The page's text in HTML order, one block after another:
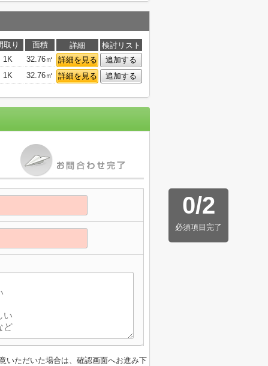
取り 面積 詳細
検討リスト
1K 32.76㎡ 詳細を見る
追加する
1K 32.76㎡ 詳細を見る 追加する
0/2
必須項目完了
いただいた場合は、確認画面へお進み下